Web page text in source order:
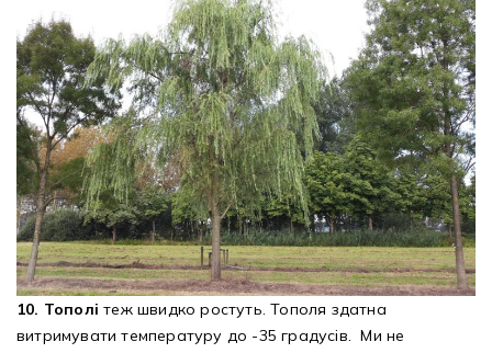
10. Тополі теж швидко ростуть. Тополя здатна
витримувати температуру до -35 градусів. Ми не